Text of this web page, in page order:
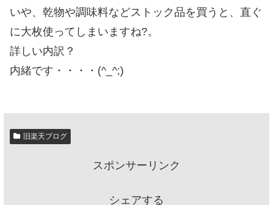
いや、乾物や調味料などストック品を買うと、直ぐ
に大枚使ってしまいますね?。
詳しい内訳？
内緒です・・・・(^_^;)
旧楽天ブログ
スポンサーリンク
シェアする